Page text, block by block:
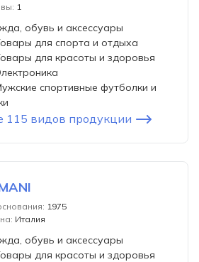
1
обувь и аксессуары
для спорта и отдыха
для красоты и здоровья
спортивные футболки и
115 видов продукции
1975
Италия
обувь и аксессуары
для красоты и здоровья